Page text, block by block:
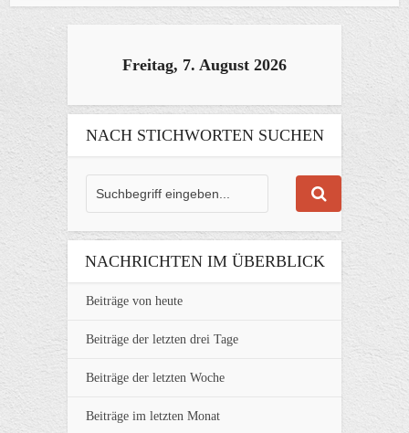
Freitag, 7. August 2026
NACH STICHWORTEN SUCHEN
NACHRICHTEN IM ÜBERBLICK
Beiträge von heute
Beiträge der letzten drei Tage
Beiträge der letzten Woche
Beiträge im letzten Monat